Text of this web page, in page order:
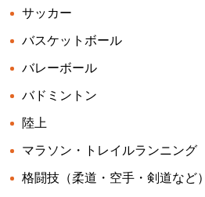
サッカー
バスケットボール
バレーボール
バドミントン
陸上
マラソン・トレイルランニング
格闘技（柔道・空手・剣道など）